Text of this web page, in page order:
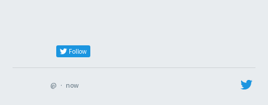
Follow
@ · now